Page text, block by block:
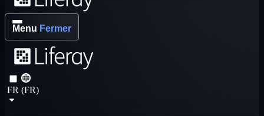
Menu Fermer
FR (FR)